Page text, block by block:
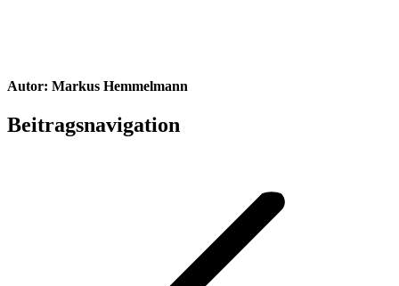
Autor: Markus Hemmelmann
Beitragsnavigation